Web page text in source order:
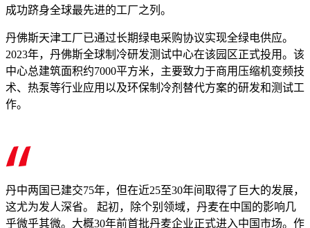
成功跻身全球最先进的工厂之列。
丹佛斯天津工厂已通过长期绿电采购协议实现全绿电供应。
2023年，丹佛斯全球制冷研发测试中心在该园区正式投用。该
中心总建筑面积约7000平方米，主要致力于商用压缩机变频技
术、热泵等行业应用以及环保制冷剂替代方案的研发和测试工
作。
丹中两国已建交75年，但在近25至30年间取得了巨大的发展，
这尤为发人深省。 起初，除个别领域，丹麦在中国的影响几
乎微乎其微。大概30年前首批丹麦企业正式进入中国市场。作